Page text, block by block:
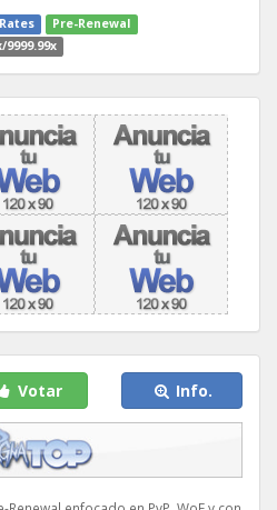
Pre-Renewal
9999.99x
Votar Info.